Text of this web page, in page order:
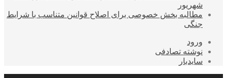
شهریور
مطالبه بخش خصوصی برای اصلاح قوانین متناسب با شرایط
جنگی
ورود
نوشته تصادفی
سایدبار